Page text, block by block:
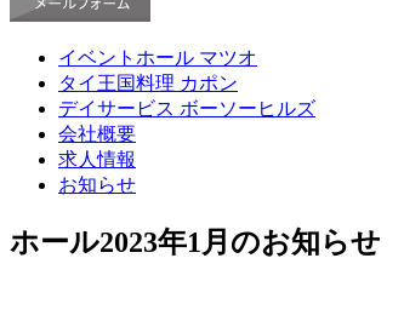
イベントホール マツオ
タイ王国料理 カポン
デイサービス ボーソーヒルズ
会社概要
求人情報
お知らせ
ホール2023年1月のお知らせ